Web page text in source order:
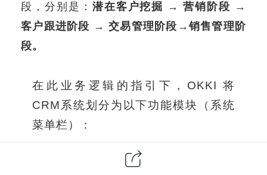
段，分别是： 潜在客户挖掘 → 营销阶段 →
客户跟进阶段 → 交易管理阶段→销售管理阶
段。
在此业务逻辑的指引下，OKKI 将
CRM系统划分为以下功能模块（系统
菜单栏）：